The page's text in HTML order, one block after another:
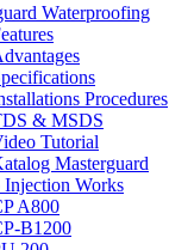
Waterproofing
Procedures
& MSDS
Tutorial
Masterguard
Injection Works
A800
B1200